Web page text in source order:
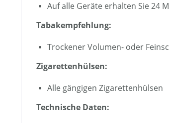
Auf alle Geräte erhalten Sie 24
Tabakempfehlung:
Trockener Volumen- oder
Zigarettenhülsen:
Alle gängigen Zigarettenhülsen
Technische Daten: